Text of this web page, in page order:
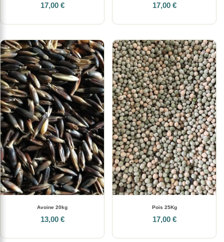
17,00 € 17,00 €
Avoine 20kg
13,00 €
Pois 25Kg
17,00 €